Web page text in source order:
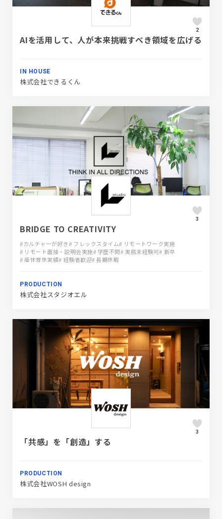
2
AIを活用して、人が本来挑戦すべき領域を広げる
IN HOUSE
株式会社できるくん
3
BRIDGE TO CREATIVITY
#カルチャーが好き# フレックスタイム# リモートワーク実施
# リモート面接・説明会実施# 学歴不問# 実務未経験可# 新卒
# 産休育休実績# 経験者歓迎# 長期休暇
PRODUCTION
株式会社スタジオエル
3
「共感」を「創造」する
PRODUCTION
株式会社WOSH design